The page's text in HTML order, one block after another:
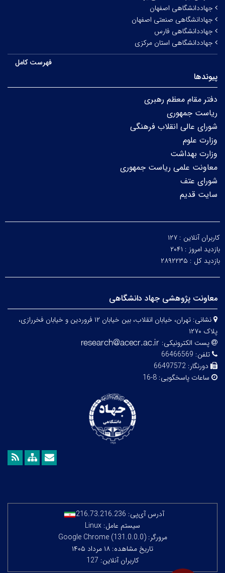
جهاددانشگاهی اصفهان
جهادانشگاهی صنعتی اصفهان
جهاددانشگاهی فارس
جهاددانشگاهی استان مرکزی
فهرست کامل
پیوندها
دفتر مقام معظم رهبری
ریاست جمهوری
شورای عالی انقلاب فرهنگی
وزارت علوم
وزارت بهداشت
معاونت علمی ریاست جمهوری
شورای عتف
سایت قدیم
کاربران آنلاین : ۱۲۷
بازدید امروز : ۲۰۴۱
بازدید کل : ۲۸۹۲۲۳۵
معاونت پژوهشی جهاد دانشگاهی
نشانی:
تهران، خیابان انقلاب، بین خیابان ۱۲ فروردین و خیابان فخررازی،
پلاک ۱۲۷۰
پست الکترونیکی:
تلفن: 66466569
دورنگار: 66497572
ساعات پاسخگویی: 8-16
آدرس آی‌پی: 216.73.216.236
سیستم عامل: Linux
مرورگر: Google Chrome (131.0.0.0)
تاریخ مشاهده: ۱۸ مرداد ۱۴۰۵
کاربران آنلاین: 127